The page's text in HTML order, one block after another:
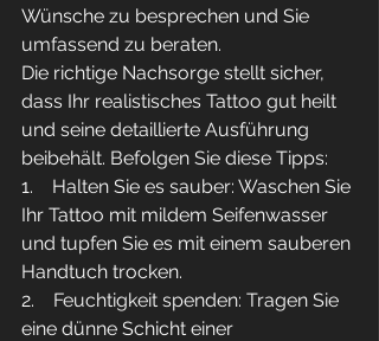
Wünsche zu besprechen und Sie
umfassend zu beraten.
Die richtige Nachsorge stellt sicher,
dass Ihr realistisches Tattoo gut heilt
und seine detaillierte Ausführung
beibehält. Befolgen Sie diese Tipps:
1.    Halten Sie es sauber: Waschen Sie
Ihr Tattoo mit mildem Seifenwasser
und tupfen Sie es mit einem sauberen
Handtuch trocken.
2.    Feuchtigkeit spenden: Tragen Sie
eine dünne Schicht einer